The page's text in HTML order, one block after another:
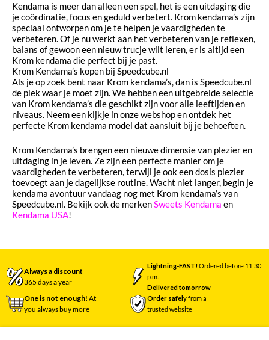
Kendama is meer dan alleen een spel, het is een uitdaging die
je coördinatie, focus en geduld verbetert. Krom kendama’s zijn
speciaal ontworpen om je te helpen je vaardigheden te
verbeteren. Of je nu werkt aan het verbeteren van je reflexen,
balans of gewoon een nieuw trucje wilt leren, er is altijd een
Krom kendama die perfect bij je past.
Krom Kendama’s kopen bij Speedcube.nl
Als je op zoek bent naar Krom kendama’s, dan is Speedcube.nl
de plek waar je moet zijn. We hebben een uitgebreide selectie
van Krom kendama’s die geschikt zijn voor alle leeftijden en
niveaus. Neem een kijkje in onze webshop en ontdek het
perfecte Krom kendama model dat aansluit bij je behoeften.
Krom Kendama’s brengen een nieuwe dimensie van plezier en
uitdaging in je leven. Ze zijn een perfecte manier om je
vaardigheden te verbeteren, terwijl je ook een dosis plezier
toevoegt aan je dagelijkse routine. Wacht niet langer, begin je
kendama avontuur vandaag nog met Krom kendama’s van
Speedcube.nl. Bekijk ook de merkenSweets Kendama en
Kendama USA!
Always a discount
365 days a year
Lightning-FAST!Ordered before 11:30
p.m.
Delivered tomorrow
One is not enough! At
you always buy more
Order safelyfrom a
trusted website